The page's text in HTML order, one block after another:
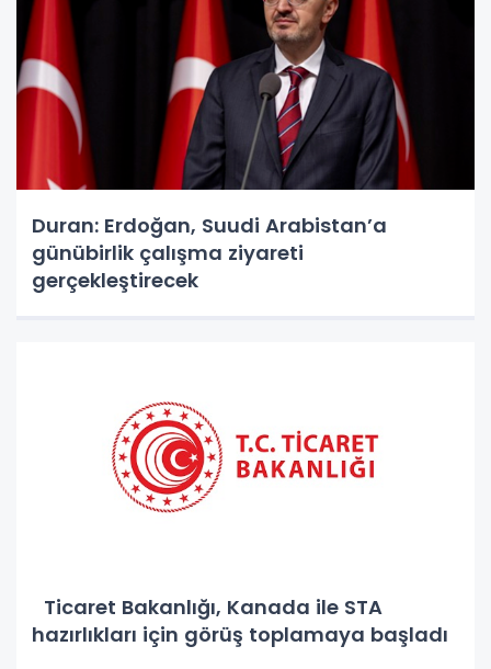
Duran: Erdoğan, Suudi Arabistan’a
günübirlik çalışma ziyareti
gerçekleştirecek
Ticaret Bakanlığı, Kanada ile STA
hazırlıkları için görüş toplamaya başladı